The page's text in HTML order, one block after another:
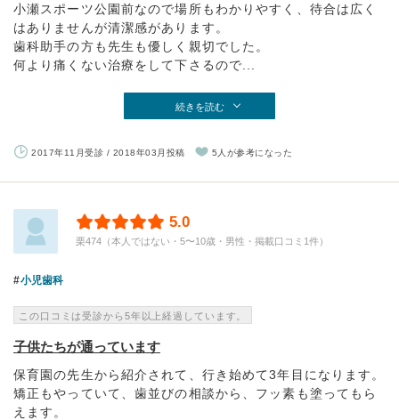
小瀬スポーツ公園前なので場所もわかりやすく、待合は広く
はありませんが清潔感があります。
歯科助手の方も先生も優しく親切でした。
何より痛くない治療をして下さるので...
続きを読む
2017年11月受診 / 2018年03月投稿 5人が参考になった
5.0
栗474（本人ではない・5〜10歳・男性・掲載口コミ1件）
小児歯科
この口コミは受診から5年以上経過しています。
子供たちが通っています
保育園の先生から紹介されて、行き始めて3年目になります。
矯正もやっていて、歯並びの相談から、フッ素も塗ってもら
えます。